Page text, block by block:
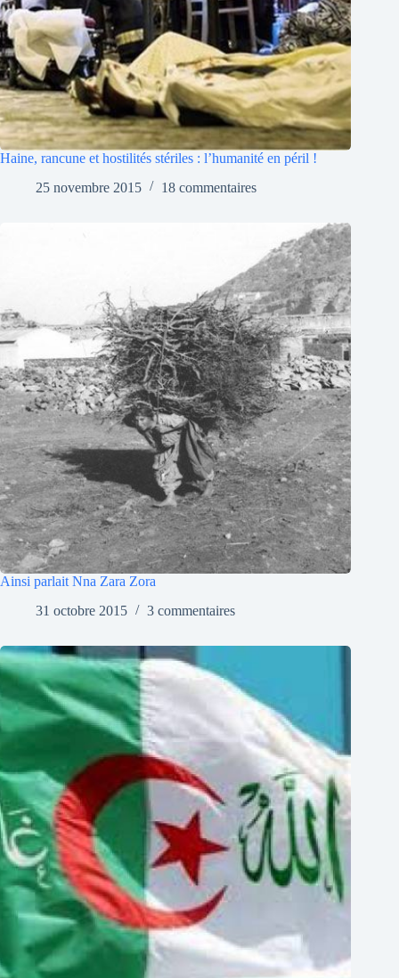
Haine, rancune et hostilités stériles : l’humanité en péril !
25 novembre 2015
18 commentaires
Ainsi parlait Nna Zara Zora
31 octobre 2015
3 commentaires